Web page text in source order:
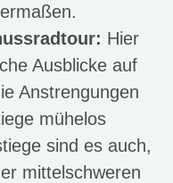
Hier
Ausblicke auf
Anstrengungen
mühelos
sind es auch,
mittelschweren